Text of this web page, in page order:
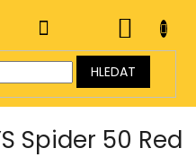
HLEDAT
KOŠÍK
Spider 50 Red